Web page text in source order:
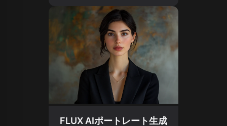
FLUX AIポートレート生成